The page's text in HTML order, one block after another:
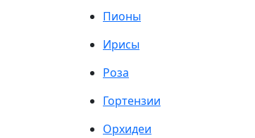
Пионы
Ирисы
Роза
Гортензии
Орхидеи